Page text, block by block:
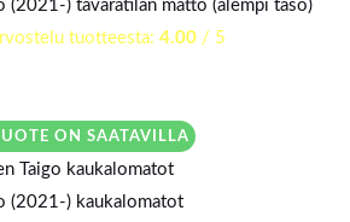
(2021-) tavaratilan matto (alempi taso)
tuotteesta: 4.00/ 5
ON SAATAVILLA
(2021-) kaukalomatot